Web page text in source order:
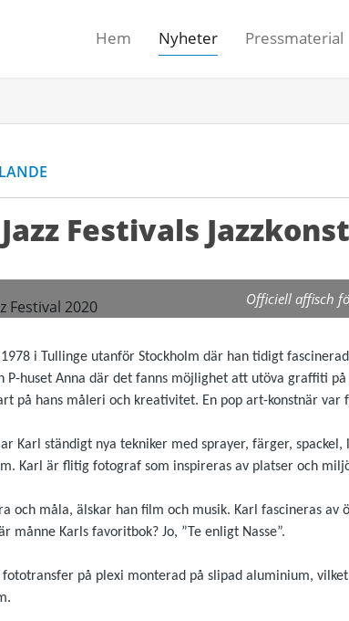
Hem Nyheter Pressmaterial
Festivals
Officiell affisch
1978 i Tullinge utanför Stockholm där han tidigt
huset Anna där det fanns möjlighet att utöva graffiti
på hans måleri och kreativitet. En pop art-konstnär var
Karl ständigt nya tekniker med sprayer, färger,
Karl är flitig fotograf som inspireras av platser och
och måla, älskar han film och musik. Karl fascineras av
månne Karls favoritbok? Jo, ”Te enligt Nasse”.
fototransfer på plexi monterad på slipad aluminium,